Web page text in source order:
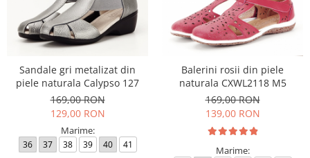
Sandale gri metalizat din
piele naturala Calypso 127
169,00 RON
129,00 RON
Marime:
36 37 38 39 40 41
Balerini rosii din piele
naturala CXWL2118 M5
169,00 RON
139,00 RON
Marime: